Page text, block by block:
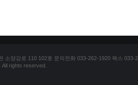
소양강로 110 102호 문의전화 033-262-1920 팩스 033-
rights reserved.